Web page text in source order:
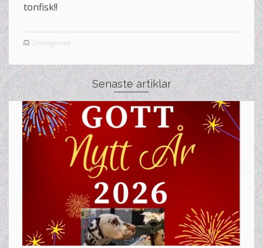
tonfisk!!
Uncategorized
Senaste artiklar